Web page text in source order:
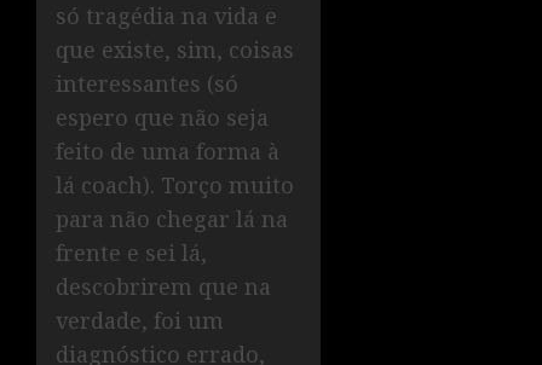
só tragédia na vida e
que existe, sim, coisas
interessantes (só
espero que não seja
feito de uma forma à
lá coach). Torço muito
para não chegar lá na
frente e sei lá,
descobrirem que na
verdade, foi um
diagnóstico errado,